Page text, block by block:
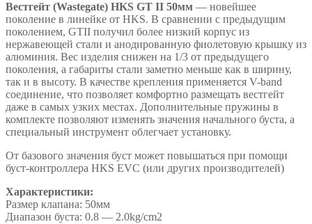
Вестгейт (Wastegate) HKS GT II 50мм — новейшее
поколение в линейке от HKS. В сравнении с предыдущим
поколением, GTII получил более низкий корпус из
нержавеющей стали и анодированную фиолетовую крышку из
алюминия. Вес изделия снижен на 1/3 от предыдущего
поколения, а габариты стали заметно меньше как в ширину,
так и в высоту. В качестве крепления применяется V-band
соединение, что позволяет комфортно размещать вестгейт
даже в самых узких местах. Дополнительные пружины в
комплекте позволяют изменять значения начального буста, а
специальный инструмент облегчает установку.
От базового значения буст может повышаться при помощи
буст-контроллера HKS EVC (или других производителей)
Характеристики:
Размер клапана: 50мм
Диапазон буста: 0.8 — 2.0kg/cm2